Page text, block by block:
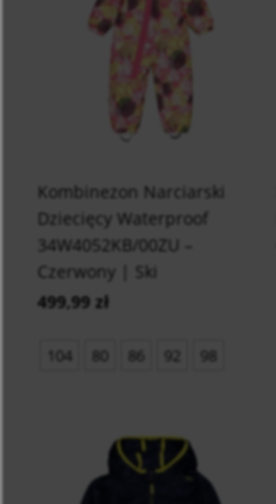
Kombinezon Narciarski
Dziecięcy Waterproof
34W4052KB/00ZU –
Czerwony | Ski
499,99 zł
104 80 86 92 98